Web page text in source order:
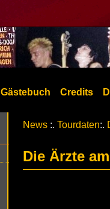
Gästebuch Credits
News :. Tourdaten:.
Die Ärzte